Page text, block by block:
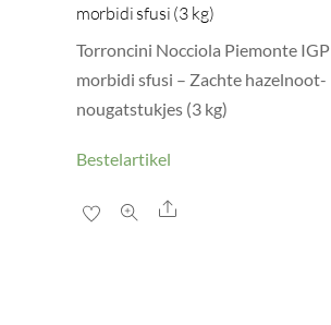
morbidi sfusi (3 kg)
Torroncini Nocciola Piemonte IGP
morbidi sfusi – Zachte hazelnoot-
nougatstukjes (3 kg)
Bestelartikel
Share